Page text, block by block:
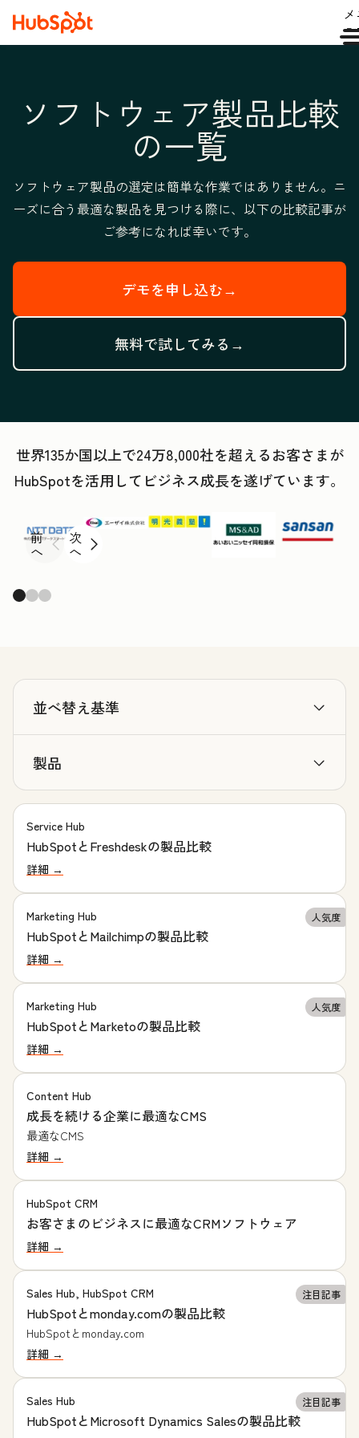
ソフトウェア製品比較
の一覧
ソフトウェア製品の選定は簡単な作業ではありません。ニ
ーズに合う最適な製品を見つける際に、以下の比較記事が
ご参考になれば幸いです。
デモを申し込む→
無料で試してみる→
世界135か国以上で24万8,000社を超えるお客さまが
HubSpotを活用してビジネス成長を遂げています。
前
へ
次
へ
並べ替え基準
製品
Service Hub
HubSpotとFreshdeskの製品比較
詳細 →
Marketing Hub 人気度
HubSpotとMailchimpの製品比較
詳細 →
Marketing Hub 人気度
HubSpotとMarketoの製品比較
詳細 →
Content Hub
成長を続ける企業に最適なCMS
最適なCMS
詳細 →
HubSpot CRM
お客さまのビジネスに最適なCRMソフトウェア
詳細 →
Sales Hub, HubSpot CRM 注目記事
HubSpotとmonday.comの製品比較
HubSpotとmonday.com
詳細 →
Sales Hub 注目記事
HubSpotとMicrosoft Dynamics Salesの製品比較